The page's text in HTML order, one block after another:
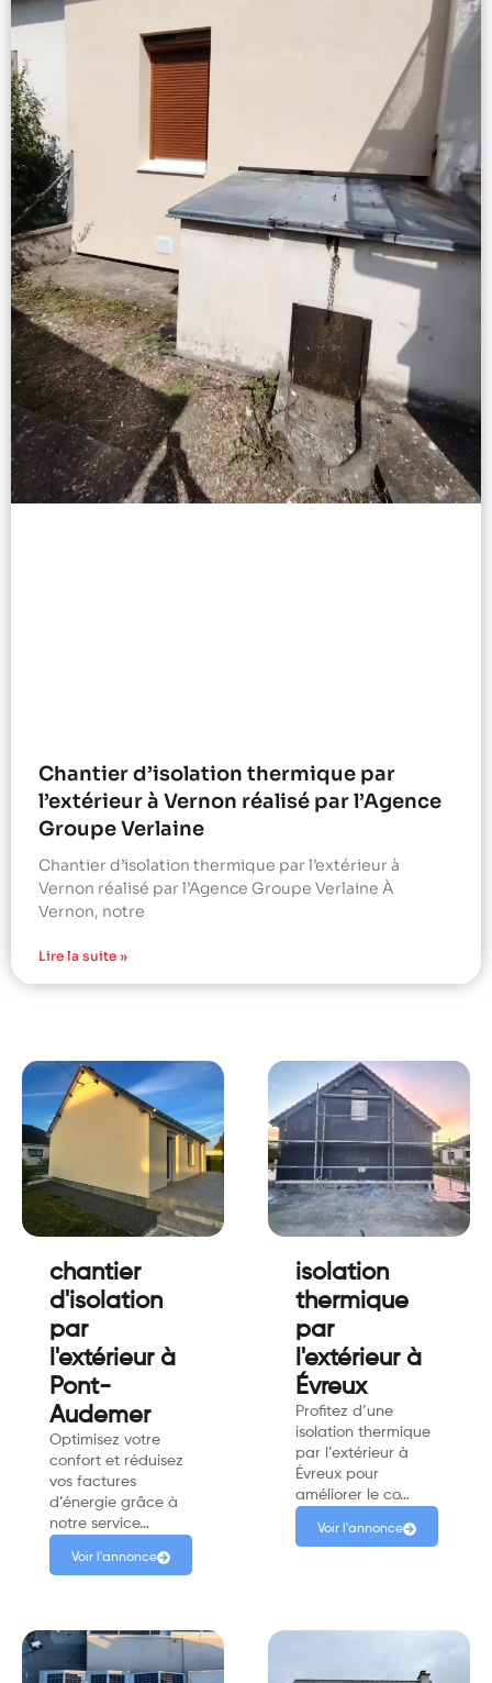
Chantier d’isolation thermique par
l’extérieur à Vernon réalisé par l’Agence
Groupe Verlaine
Chantier d’isolation thermique par l’extérieur à
Vernon réalisé par l’Agence Groupe Verlaine À
Vernon, notre
Lire la suite »
chantier
d'isolation
par
l'extérieur à
Pont-
Audemer
Optimisez votre
confort et réduisez
vos factures
d’énergie grâce à
notre service…
Voir l'annonce
isolation
thermique
par
l'extérieur à
Évreux
Profitez d’une
isolation thermique
par l’extérieur à
Évreux pour
améliorer le co…
Voir l'annonce